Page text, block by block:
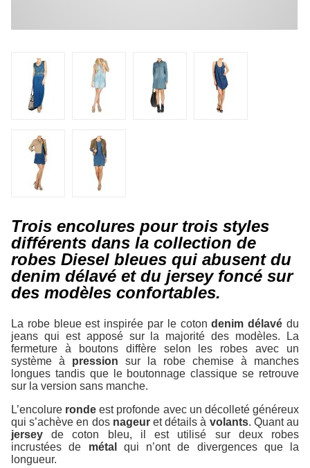
Trois encolures pour trois styles
différents dans la collection de
robes Diesel bleues qui abusent du
denim délavé et du jersey foncé sur
des modèles confortables.
La robe bleue est inspirée par le cotondenim délavé du
jeans qui est apposé sur la majorité des modèles. La
fermeture à boutons diffère selon les robes avec un
système à pression sur la robe chemise à manches
longues tandis que le boutonnage classique se retrouve
sur la version sans manche.
L’encolure ronde est profonde avec un décolleté généreux
qui s’achève en dos nageuret détails à volants. Quant au
jersey de coton bleu, il est utilisé sur deux robes
incrustées de métal
qui n’ont de divergences que la
longueur.